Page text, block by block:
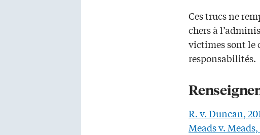
Ces trucs ne
chers à
victimes sont le
responsabilités.
R. v. Duncan,
Meads v. Meads,